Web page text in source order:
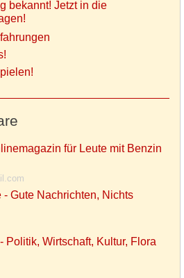
bekannt! Jetzt in die
für Leute mit Benzin
Gute Nachrichten, Nichts
Politik, Wirtschaft, Kultur, Flora